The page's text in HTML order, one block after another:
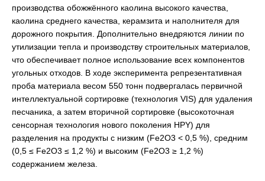
производства обожжённого каолина высокого качества,
каолина среднего качества, керамзита и наполнителя для
дорожного покрытия. Дополнительно внедряются линии по
утилизации тепла и производству строительных материалов,
что обеспечивает полное использование всех компонентов
угольных отходов. В ходе эксперимента репрезентативная
проба материала весом 550 тонн подвергалась первичной
интеллектуальной сортировке (технология VIS) для удаления
песчаника, а затем вторичной сортировке (высокоточная
сенсорная технология нового поколения HPY) для
разделения на продукты с низким (Fe2O3 < 0,5 %), средним
(0,5 ≤ Fe2O3 ≤ 1,2 %) и высоким (Fe2O3 ≥ 1,2 %)
содержанием железа.